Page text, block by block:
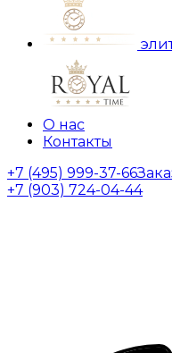
О нас
Контакты
+7 (495) 999-37-66
+7 (903) 724-04-44